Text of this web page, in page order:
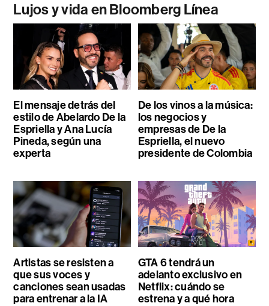
Lujos y vida en Bloomberg Línea
El mensaje detrás del
estilo de Abelardo De la
Espriella y Ana Lucía
Pineda, según una
experta
De los vinos a la música:
los negocios y
empresas de De la
Espriella, el nuevo
presidente de Colombia
Artistas se resisten a
que sus voces y
canciones sean usadas
para entrenar a la IA
GTA 6 tendrá un
adelanto exclusivo en
Netflix: cuándo se
estrena y a qué hora